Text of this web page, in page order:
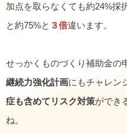
加点を取らなくても約24%採
と約75%と ３倍違います。
せっかくものづくり補助金の
継続力強化計画にもチャレン
症も含めてリスク対策ができ
ね。